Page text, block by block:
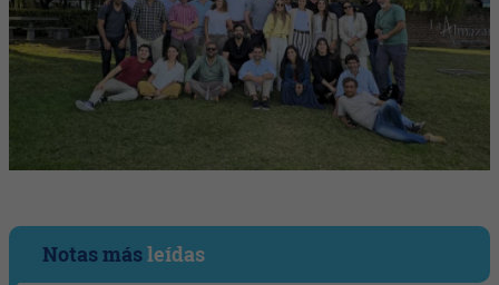
Notas másleídas